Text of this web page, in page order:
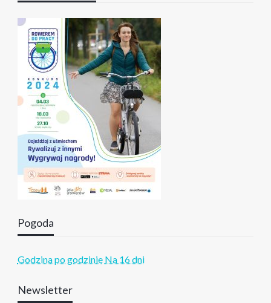
Pogoda
Godzina po godzinie Na 16 dni
Newsletter